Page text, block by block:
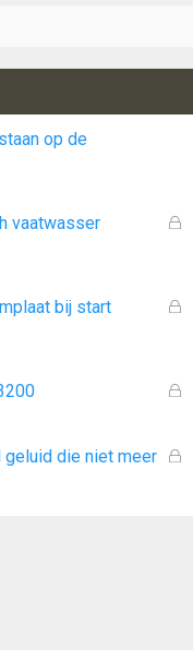
op de
G
o
vaatwasser
G
o
bij start
G
lG
die niet meer